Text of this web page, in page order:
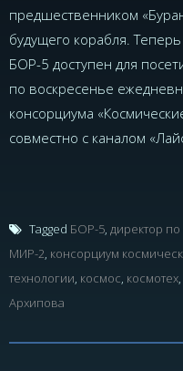
предшественником
будущего корабля.
БОР-5 доступен для
по воскресенье
консорциума
совместно с каналом
Tagged БОР-5 директор
МИР-2 консорциум
технологии космос космотех
Архипова